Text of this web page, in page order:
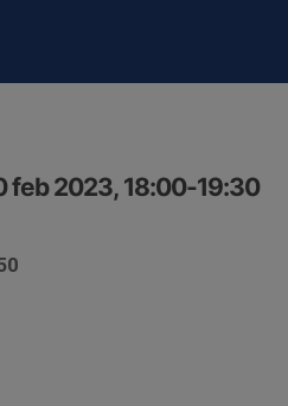
feb 2023, 18:00-19:30